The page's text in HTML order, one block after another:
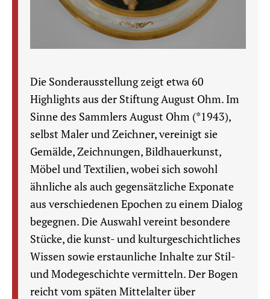
Die Sonderausstellung zeigt etwa 60
Highlights aus der Stiftung August Ohm. Im
Sinne des Sammlers August Ohm (*1943),
selbst Maler und Zeichner, vereinigt sie
Gemälde, Zeichnungen, Bildhauerkunst,
Möbel und Textilien, wobei sich sowohl
ähnliche als auch gegensätzliche Exponate
aus verschiedenen Epochen zu einem Dialog
begegnen. Die Auswahl vereint besondere
Stücke, die kunst- und kulturgeschichtliches
Wissen sowie erstaunliche Inhalte zur Stil-
und Modegeschichte vermitteln. Der Bogen
reicht vom späten Mittelalter über